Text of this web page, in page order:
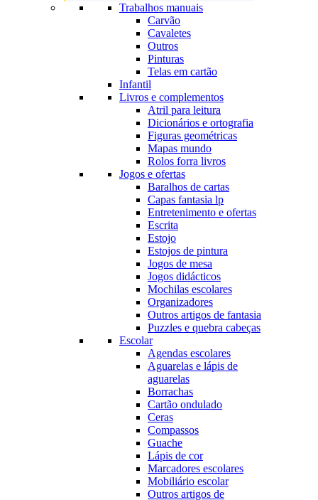
Trabalhos manuais
Carvão
Cavaletes
Outros
Pinturas
Telas em cartão
Infantil
Livros e complementos
Atril para leitura
Dicionários e ortografia
Figuras geométricas
Mapas mundo
Rolos forra livros
Jogos e ofertas
Baralhos de cartas
Capas fantasia lp
Entretenimento e ofertas
Escrita
Estojo
Estojos de pintura
Jogos de mesa
Jogos didácticos
Mochilas escolares
Organizadores
Outros artigos de fantasia
Puzzles e quebra cabeças
Escolar
Agendas escolares
Aguarelas e lápis de
aguarelas
Borrachas
Cartão ondulado
Ceras
Compassos
Guache
Lápis de cor
Marcadores escolares
Mobiliário escolar
Outros artigos de